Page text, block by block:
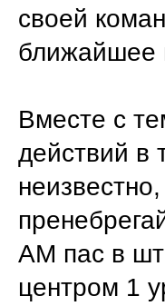
своей
ближайшее
Вместе с
действий в
АМ пас в
центром 1